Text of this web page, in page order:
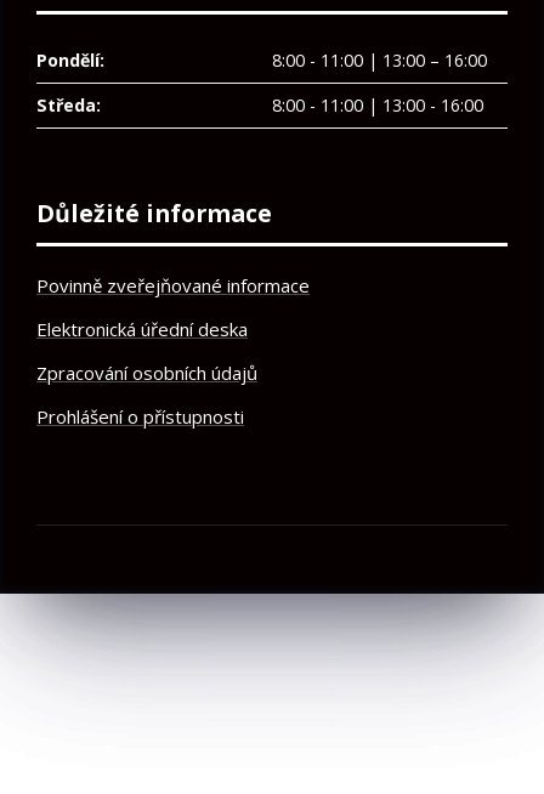
Pondělí:
8:00 - 11:00 | 13:00 – 16:00
Středa:
8:00 - 11:00 | 13:00 - 16:00
Důležité informace
Povinně zveřejňované informace
Elektronická úřední deska
Zpracování osobních údajů
Prohlášení o přístupnosti